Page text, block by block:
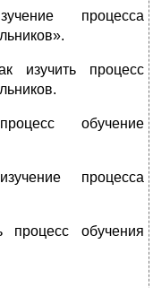
процесса
изучить процесс
процесс
обучение
процесса
процесс обучения